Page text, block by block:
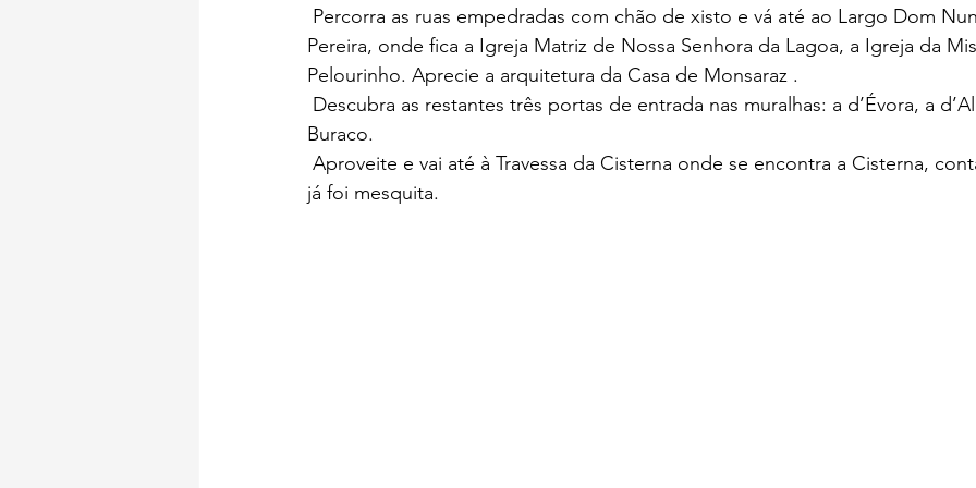
Percorra as ruas empedradas com chão de xisto e vá até ao Largo Dom
Pereira, onde fica a Igreja Matriz de Nossa Senhora da Lagoa, a Igreja da
Pelourinho. Aprecie a arquitetura da Casa de Monsaraz .
Descubra as restantes três portas de entrada nas muralhas: a d’Évora, a
Buraco.
Aproveite e vai até à Travessa da Cisterna onde se encontra a Cisterna,
já foi mesquita.